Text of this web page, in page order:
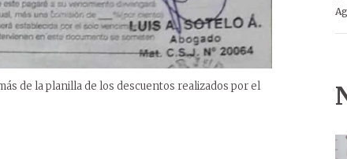
de la planilla de los descuentos realizados por el